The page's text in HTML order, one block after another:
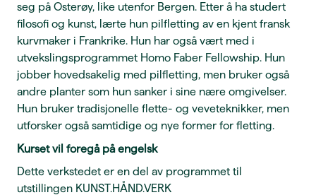
seg på Osterøy, like utenfor Bergen. Etter å ha studert
filosofi og kunst, lærte hun pilfletting av en kjent fransk
kurvmaker i Frankrike. Hun har også vært med i
utvekslingsprogrammet Homo Faber Fellowship. Hun
jobber hovedsakelig med pilfletting, men bruker også
andre planter som hun sanker i sine nære omgivelser.
Hun bruker tradisjonelle flette- og veveteknikker, men
utforsker også samtidige og nye former for fletting.
Kurset vil foregå på engelsk
Dette verkstedet er en del av programmet til
utstillingen KUNST.HÅND.VERK